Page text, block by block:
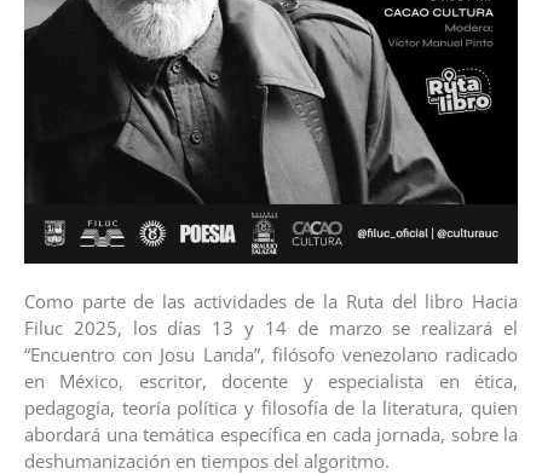
Como parte de las actividades de la Ruta del libro Hacia
Filuc 2025, los días 13 y 14 de marzo se realizará el
“Encuentro con Josu Landa”, filósofo venezolano radicado
en México, escritor, docente y especialista en ética,
pedagogía, teoría política y filosofía de la literatura, quien
abordará una temática específica en cada jornada, sobre la
deshumanización en tiempos del algoritmo.